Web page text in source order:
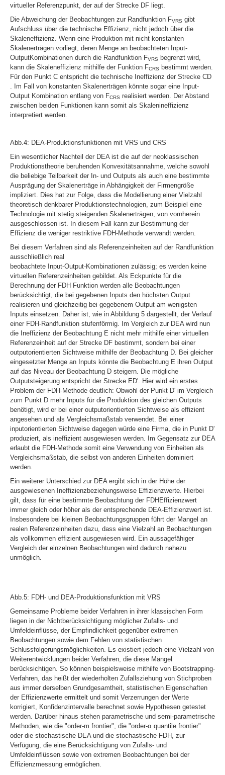
virtueller Referenzpunkt, der auf der Strecke DF liegt.
Die Abweichung der Beobachtungen zur Randfunktion FVRS gibt
Aufschluss über die technische Effizienz, nicht jedoch über die
Skaleneffizienz. Wenn eine Produktion mit nicht konstanten
Skalenerträgen vorliegt, deren Menge an beobachteten Input-
OutputKombinationen durch die Randfunktion FVRS begrenzt wird,
kann die Skaleneffizienz mithilfe der Funktion FCRS bestimmt werden.
Für den Punkt C entspricht die technische Ineffizienz der Strecke CD
. Im Fall von konstanten Skalenerträgen könnte sogar eine Input-
Output Kombination entlang von FCRS realisiert werden. Der Abstand
zwischen beiden Funktionen kann somit als Skalenineffizienz
interpretiert werden.
Abb.4: DEA-Produktionsfunktionen mit VRS und CRS
Ein wesentlicher Nachteil der DEA ist die auf der neoklassischen
Produktionstheorie beruhenden Konvexitätsannahme, welche sowohl
die beliebige Teilbarkeit der In- und Outputs als auch eine bestimmte
Ausprägung der Skalenerträge in Abhängigkeit der Firmengröße
impliziert. Dies hat zur Folge, dass die Modellierung einer Vielzahl
theoretisch denkbarer Produktionstechnologien, zum Beispiel eine
Technologie mit stetig steigenden Skalenerträgen, von vornherein
ausgeschlossen ist. In diesem Fall kann zur Bestimmung der
Effizienz die weniger restriktive FDH-Methode verwandt werden.
Bei diesem Verfahren sind als Referenzeinheiten auf der Randfunktion
ausschließlich real
beobachtete Input-Output-Kombinationen zulässig; es werden keine
virtuellen Referenzeinheiten gebildet. Als Eckpunkte für die
Berechnung der FDH Funktion werden alle Beobachtungen
berücksichtigt, die bei gegebenen Inputs den höchsten Output
realisieren und gleichzeitig bei gegebenem Output am wenigsten
Inputs einsetzen. Daher ist, wie in Abbildung 5 dargestellt, der Verlauf
einer FDH-Randfunktion stufenförmig. Im Vergleich zur DEA wird nun
die Ineffizienz der Beobachtung E nicht mehr mithilfe einer virtuellen
Referenzeinheit auf der Strecke DF bestimmt, sondern bei einer
outputorientierten Sichtweise mithilfe der Beobachtung D. Bei gleicher
eingesetzter Menge an Inputs könnte die Beobachtung E ihren Output
auf das Niveau der Beobachtung D steigern. Die mögliche
Outputsteigerung entspricht der Strecke ED'. Hier wird ein erstes
Problem der FDH-Methode deutlich: Obwohl der Punkt D' im Vergleich
zum Punkt D mehr Inputs für die Produktion des gleichen Outputs
benötigt, wird er bei einer outputorientierten Sichtweise als effizient
angesehen und als Vergleichsmaßstab verwendet. Bei einer
inputorientierten Sichtweise dagegen würde eine Firma, die in Punkt D'
produziert, als ineffizient ausgewiesen werden. Im Gegensatz zur DEA
erlaubt die FDH-Methode somit eine Verwendung von Einheiten als
Vergleichsmaßstab, die selbst von anderen Einheiten dominiert
werden.
Ein weiterer Unterschied zur DEA ergibt sich in der Höhe der
ausgewiesenen Ineffizienzbeziehungsweise Effizienzwerte. Hierbei
gilt, dass für eine bestimmte Beobachtung der FDHEffizienzwert
immer gleich oder höher als der entsprechende DEA-Effizienzwert ist.
Insbesondere bei kleinen Beobachtungsgruppen führt der Mangel an
realen Referenzeinheiten dazu, dass eine Vielzahl an Beobachtungen
als vollkommen effizient ausgewiesen wird. Ein aussagefähiger
Vergleich der einzelnen Beobachtungen wird dadurch nahezu
unmöglich.
Abb.5: FDH- und DEA-Produktionsfunktion mit VRS
Gemeinsame Probleme beider Verfahren in ihrer klassischen Form
liegen in der Nichtberücksichtigung möglicher Zufalls- und
Umfeldeinflüsse, der Empfindlichkeit gegenüber extremen
Beobachtungen sowie dem Fehlen von statistischen
Schlussfolgerungsmöglichkeiten. Es existiert jedoch eine Vielzahl von
Weiterentwicklungen beider Verfahren, die diese Mängel
berücksichtigen. So können beispielsweise mithilfe von Bootstrapping-
Verfahren, das heißt der wiederholten Zufallsziehung von Stichproben
aus immer derselben Grundgesamtheit, statistischen Eigenschaften
der Effizienzwerte ermittelt und somit Verzerrungen der Werte
korrigiert, Konfidenzintervalle berechnet sowie Hypothesen getestet
werden. Darüber hinaus stehen parametrische und semi-parametrische
Methoden, wie die "order-m frontier", die "order-α quantile frontier"
oder die stochastische DEA und die stochastische FDH, zur
Verfügung, die eine Berücksichtigung von Zufalls- und
Umfeldeinflüssen sowie von extremen Beobachtungen bei der
Effizienzmessung ermöglichen.